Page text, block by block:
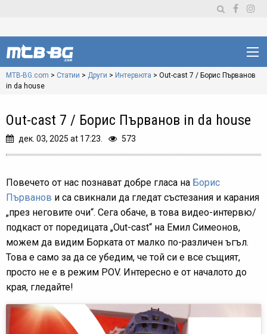
MTB-BG.com > Статии > Други > Интервюта > Out-cast 7 / Борис Първанов
in da house
Out-cast 7 / Борис Първанов in da house
дек. 03, 2025 at 17:23. 573
Повечето от нас познават добре гласа на Борис
Първанов и са свикнали да гледат състезания и карания
„през неговите очи“. Сега обаче, в това видео-интервю/
подкаст от поредицата „Out-cast“ на Емил Симеонов,
можем да видим Борката от малко по-различен ъгъл.
Това е само за да се убедим, че той си е все същият,
просто не е в режим POV. Интересно е от началото до
края, гледайте!